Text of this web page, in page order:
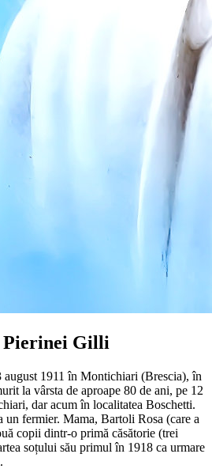
Pierinei Gilli
august 1911 în Montichiari (Brescia), în
la vârsta de aproape 80 de ani, pe 12
dar acum în localitatea Boschetti.
un fermier. Mama, Bartoli Rosa (care a
copii dintr-o primă căsătorie (trei
soțului său primul în 1918 ca urmare